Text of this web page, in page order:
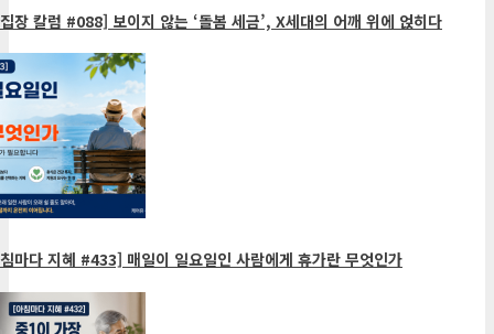
장 칼럼 #088] 보이지 않는 ‘돌봄 세금’, X세대의 어깨 위에 얹히다
마다 지혜 #433] 매일이 일요일인 사람에게 휴가란 무엇인가